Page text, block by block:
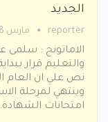
الجديد
reporter مارس 18, 2020
الاماتونج : سلمى
نص علي ان العام
وينتهي لمرحلة
امتحانات